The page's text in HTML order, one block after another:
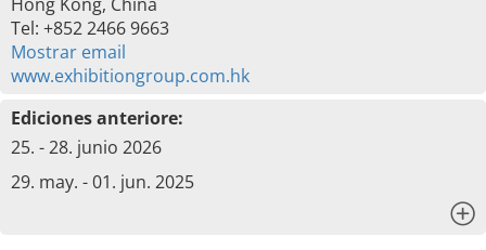
Tel: +852 2466 9663
Mostrar email
www.exhibitiongroup.com.hk
Ediciones anteriore:
25. - 28. junio 2026
29. may. - 01. jun. 2025